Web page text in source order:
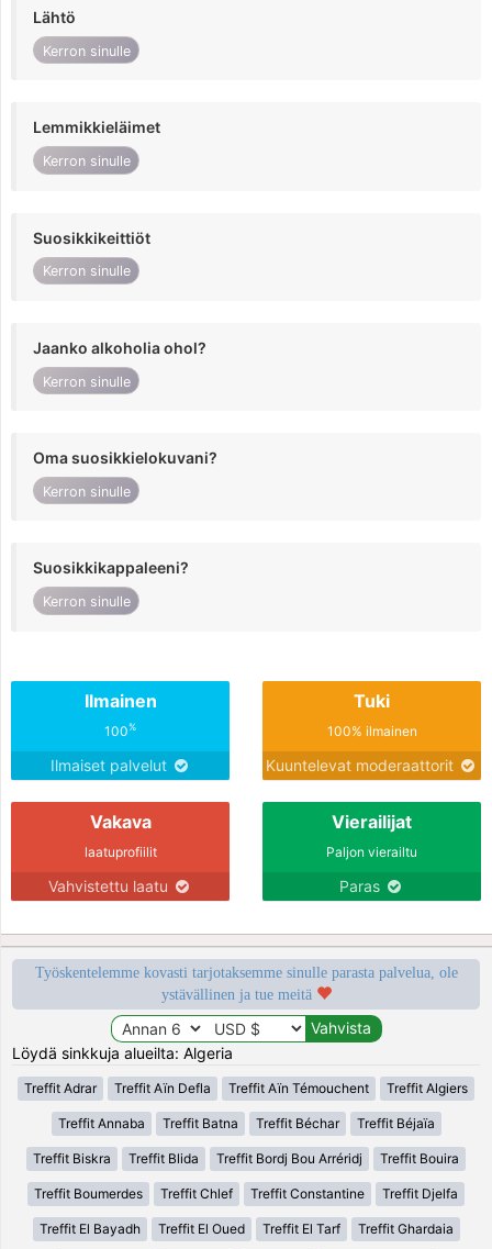
Lähtö
Kerron sinulle
Lemmikkieläimet
Kerron sinulle
Suosikkikeittiöt
Kerron sinulle
Jaanko alkoholia ohol?
Kerron sinulle
Oma suosikkielokuvani?
Kerron sinulle
Suosikkikappaleeni?
Kerron sinulle
Ilmainen
100%
Ilmaiset palvelut
Tuki
100% ilmainen
Kuuntelevat moderaattorit
Vakava
laatuprofiilit
Vahvistettu laatu
Vierailijat
Paljon vierailtu
Paras
Työskentelemme kovasti tarjotaksemme sinulle parasta palvelua, ole
ystävällinen ja tue meitä
Löydä sinkkuja alueilta: Algeria
Treffit Adrar Treffit Aïn Defla Treffit Aïn Témouchent Treffit Algiers
Treffit Annaba Treffit Batna Treffit Béchar Treffit Béjaïa
Treffit Biskra Treffit Blida Treffit Bordj Bou Arréridj Treffit Bouira
Treffit Boumerdes Treffit Chlef Treffit Constantine Treffit Djelfa
Treffit El Bayadh Treffit El Oued Treffit El Tarf Treffit Ghardaia